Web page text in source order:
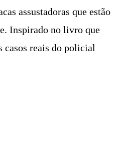
assustadoras que estão
Inspirado no livro que
casos reais do policial